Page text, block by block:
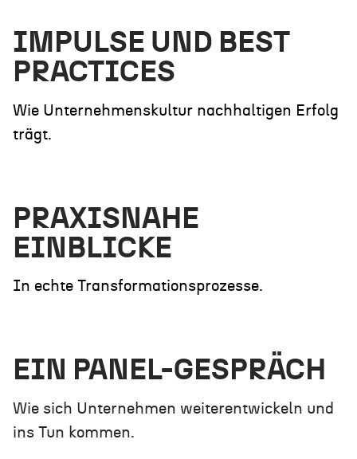
IMPULSE UND BEST
PRACTICES
Wie Unternehmenskultur nachhaltigen Erfolg
trägt.
PRAXISNAHE
EINBLICKE
In echte Transformationsprozesse.
EIN PANEL-GESPRÄCH
Wie sich Unternehmen weiter­entwickeln und
ins Tun kommen.